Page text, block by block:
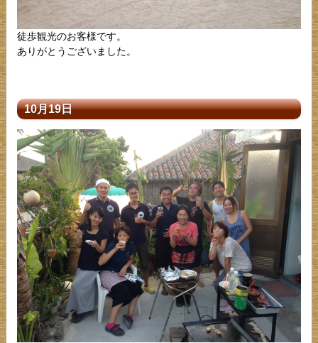
徒歩観光のお客様です。
ありがとうございました。
10月19日